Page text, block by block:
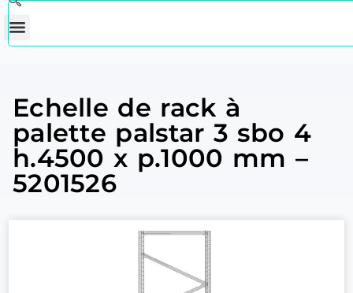
Echelle de rack à
palette palstar 3 sbo 4
h.4500 x p.1000 mm –
5201526